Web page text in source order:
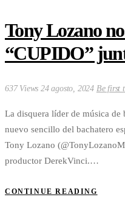
Tony Lozano
“CUPIDO”
637 Views 24 agosto, 2024 Be first
La disquera líder de música de
nuevo sencillo del bachatero
Tony Lozano
productor DerekVinci.…
CONTINUE READING